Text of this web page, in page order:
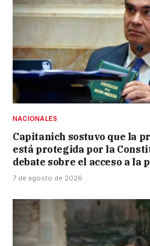
NACIONALES
Capitanich sostuvo que la
está protegida por la
debate sobre el acceso a la
7 de agosto de 2026